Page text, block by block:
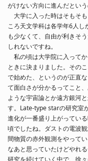
がけない方向に進んだとい
大学に入った時はそもそ
ころ天文学科は各学年6人
も少なくて、自由が利きそ
しれないですね。
私の頃は大学院に入って
ときに決まりました。その
で始めた、というのが正直
て面白さが分かるってこと
ような宇宙論とか遠方銀河
す。Late-type starの研究室
進化が一番盛り上がってい
頃でしたね。ダストの電波
間物質の赤外観測をやって
なあと思っていたけどやれ
研究を続けていく中で、徐